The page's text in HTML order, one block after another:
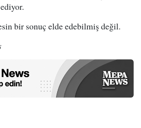
bir sonuç elde edebilmiş değil.